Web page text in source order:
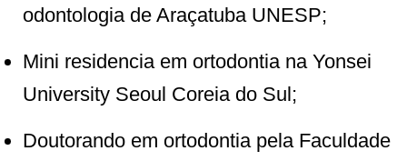
odontologia de Araçatuba UNESP;
Mini residencia em ortodontia na Yonsei
University Seoul Coreia do Sul;
Doutorando em ortodontia pela Faculdade